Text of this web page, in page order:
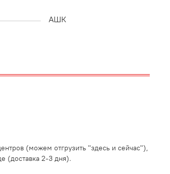
АШК
(можем отгрузить "здесь и сейчас"),
(доставка 2-3 дня).